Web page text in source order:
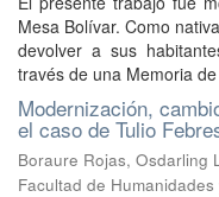
Mesa Bolívar. Como
devolver a sus
través de una Memoria
Modernización,
el caso de Tulio
Boraure Rojas, Osdarling
Facultad de